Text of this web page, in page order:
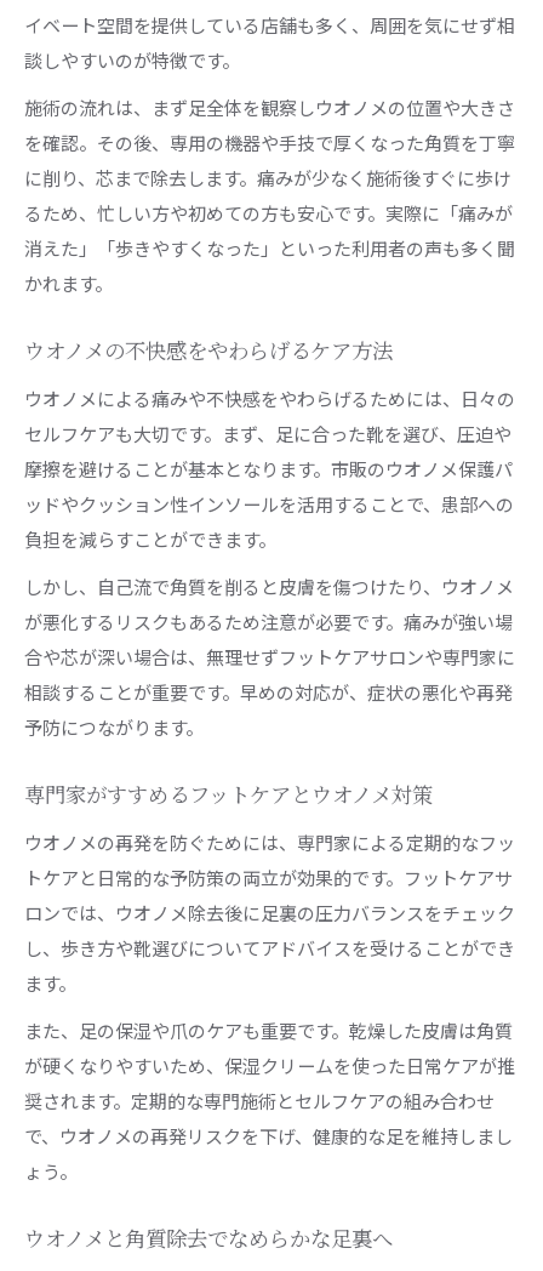
イベート空間を提供している店舗も多く、周囲を気にせず相
談しやすいのが特徴です。
施術の流れは、まず足全体を観察しウオノメの位置や大きさ
を確認。その後、専用の機器や手技で厚くなった角質を丁寧
に削り、芯まで除去します。痛みが少なく施術後すぐに歩け
るため、忙しい方や初めての方も安心です。実際に「痛みが
消えた」「歩きやすくなった」といった利用者の声も多く聞
かれます。
ウオノメの不快感をやわらげるケア方法
ウオノメによる痛みや不快感をやわらげるためには、日々の
セルフケアも大切です。まず、足に合った靴を選び、圧迫や
摩擦を避けることが基本となります。市販のウオノメ保護パ
ッドやクッション性インソールを活用することで、患部への
負担を減らすことができます。
しかし、自己流で角質を削ると皮膚を傷つけたり、ウオノメ
が悪化するリスクもあるため注意が必要です。痛みが強い場
合や芯が深い場合は、無理せずフットケアサロンや専門家に
相談することが重要です。早めの対応が、症状の悪化や再発
予防につながります。
専門家がすすめるフットケアとウオノメ対策
ウオノメの再発を防ぐためには、専門家による定期的なフッ
トケアと日常的な予防策の両立が効果的です。フットケアサ
ロンでは、ウオノメ除去後に足裏の圧力バランスをチェック
し、歩き方や靴選びについてアドバイスを受けることができ
ます。
また、足の保湿や爪のケアも重要です。乾燥した皮膚は角質
が硬くなりやすいため、保湿クリームを使った日常ケアが推
奨されます。定期的な専門施術とセルフケアの組み合わせ
で、ウオノメの再発リスクを下げ、健康的な足を維持しまし
ょう。
ウオノメと角質除去でなめらかな足裏へ